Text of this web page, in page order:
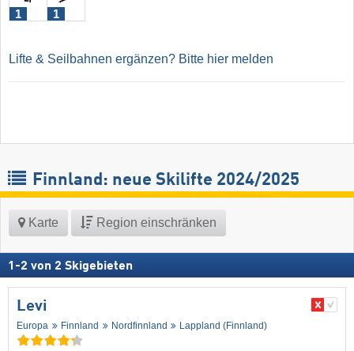
1 1
Lifte & Seilbahnen ergänzen? Bitte hier melden
Finnland: neue Skilifte 2024/2025
Karte Region einschränken
1 -2 von 2 Skigebieten
Levi
Europa Finnland Nordfinnland Lappland (Finnland)